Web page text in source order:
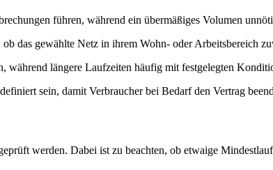
führen, während ein übermäßiges Volumen
das gewählte Netz in ihrem Wohn- oder Arbeitsbereich
längere Laufzeiten häufig mit festgelegten
sein, damit Verbraucher bei Bedarf den Vertrag
werden. Dabei ist zu beachten, ob etwaige